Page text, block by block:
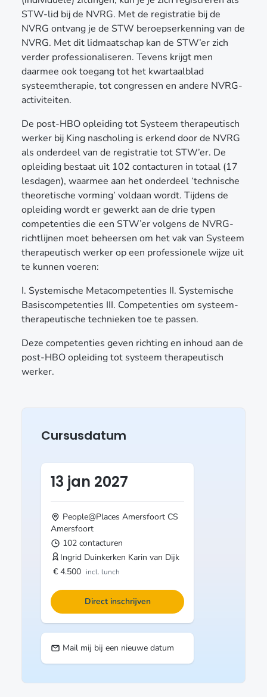
STW-lid bij de NVRG. Met de registratie bij de
NVRG ontvang je de STW beroepserkenning van de
NVRG. Met dit lidmaatschap kan de STW’er zich
verder professionaliseren. Tevens krijgt men
daarmee ook toegang tot het kwartaalblad
systeemtherapie, tot congressen en andere NVRG-
activiteiten.
De post-HBO opleiding tot Systeem therapeutisch
werker bij King nascholing is erkend door de NVRG
als onderdeel van de registratie tot STW’er. De
opleiding bestaat uit 102 contacturen in totaal (17
lesdagen), waarmee aan het onderdeel ‘technische
theoretische vorming’ voldaan wordt. Tijdens de
opleiding wordt er gewerkt aan de drie typen
competenties die een STW’er volgens de NVRG-
richtlijnen moet beheersen om het vak van Systeem
therapeutisch werker op een professionele wijze uit
te kunnen voeren:
I. Systemische Metacompetenties II. Systemische
Basiscompetenties III. Competenties om systeem-
therapeutische technieken toe te passen.
Deze competenties geven richting en inhoud aan de
post-HBO opleiding tot systeem therapeutisch
werker.
Cursusdatum
13 jan 2027
People@Places Amersfoort CS
Amersfoort
102 contacturen
Ingrid Duinkerken Karin van Dijk
€ 4.500 incl. lunch
Direct inschrijven
Mail mij bij een nieuwe datum